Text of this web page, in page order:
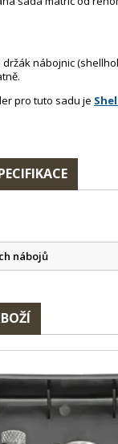
nábojnic
pro tuto sadu je
nábojů